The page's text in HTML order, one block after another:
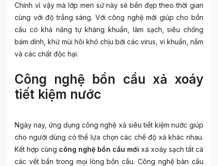
Chính vì vậy mà lớp men sứ này sẽ bền đẹp theo thời gian
cùng với độ trắng sáng. Với công nghệ mới giúp cho bồn
cầu có khả năng tự kháng khuẩn, làm sạch, siêu chống
bám dính, khử mùi hôi khó chịu bởi các virus, vi khuẩn, nấm
và các chất độc hại.
Công nghệ bồn cầu xả xoáy
tiết kiệm nước
Ngày nay, ứng dụng công nghệ xả siêu tiết kiệm nước giúp
cho người dùng có thể lựa chọn các chế độ xả khác nhau.
Kết hợp cùng công nghệ bồn cầu mới xả xoáy sạch tất cả
các vết bẩn trong mọi lòng bồn cầu. Công nghệ bàn cầu